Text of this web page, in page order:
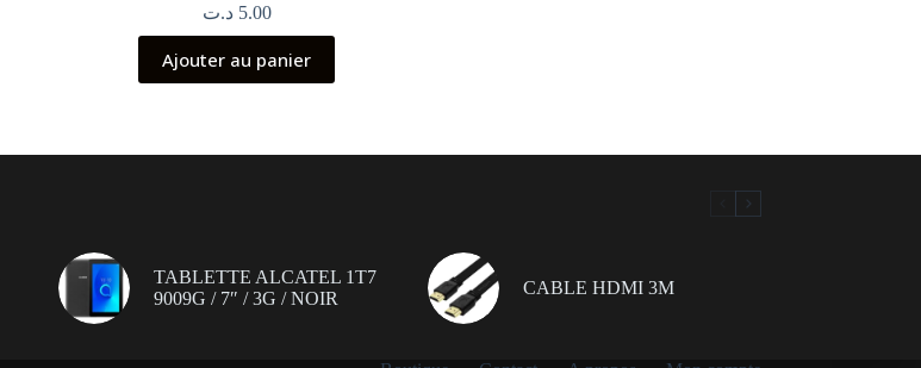
5.00 د.ت
Ajouter au panier
TABLETTE ALCATEL 1T7
9009G / 7″ / 3G / NOIR
CABLE HDMI 3M